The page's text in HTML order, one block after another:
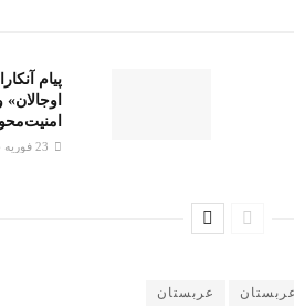
پیام
اوجالان»
عربستان